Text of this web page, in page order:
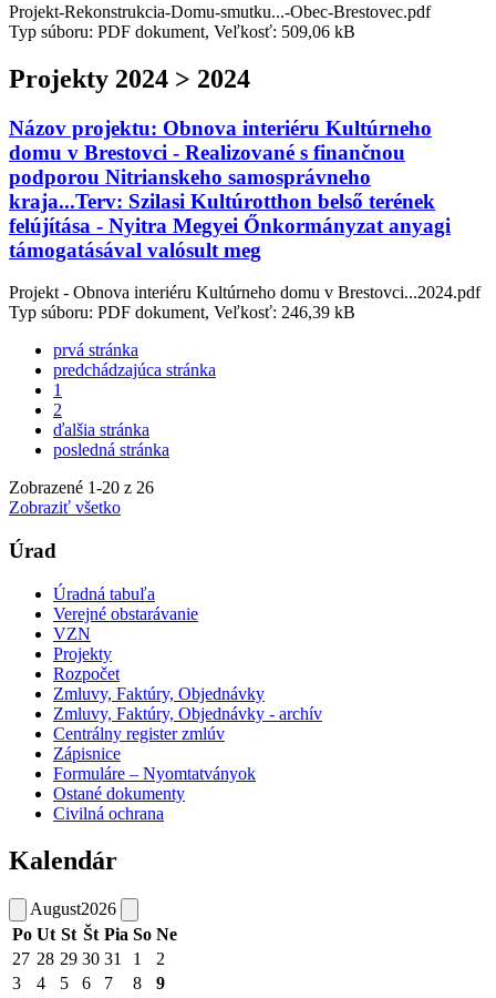
Projekt-Rekonstrukcia-Domu-smutku...-Obec-Brestovec.pdf
Typ súboru: PDF dokument, Veľkosť: 509,06 kB
Projekty 2024 > 2024
Názov projektu: Obnova interiéru Kultúrneho
domu v Brestovci - Realizované s finančnou
podporou Nitrianskeho samosprávneho
kraja...Terv: Szilasi Kultúrotthon belső terének
felújítása - Nyitra Megyei Őnkormányzat anyagi
támogatásával valósult meg
Projekt - Obnova interiéru Kultúrneho domu v Brestovci...2024.pdf
Typ súboru: PDF dokument, Veľkosť: 246,39 kB
prvá stránka
predchádzajúca stránka
1
2
ďalšia stránka
posledná stránka
Zobrazené 1-20 z 26
Zobraziť všetko
Úrad
Úradná tabuľa
Verejné obstarávanie
VZN
Projekty
Rozpočet
Zmluvy, Faktúry, Objednávky
Zmluvy, Faktúry, Objednávky - archív
Centrálny register zmlúv
Zápisnice
Formuláre – Nyomtatványok
Ostané dokumenty
Civilná ochrana
Kalendár
August2026
Po Ut St Št Pia So Ne
27 28 29 30 31 1
2
3
4 5 6 7 8
9